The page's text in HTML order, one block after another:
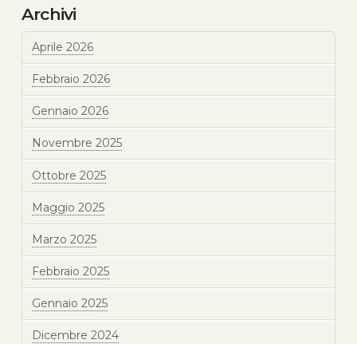
Archivi
Aprile 2026
Febbraio 2026
Gennaio 2026
Novembre 2025
Ottobre 2025
Maggio 2025
Marzo 2025
Febbraio 2025
Gennaio 2025
Dicembre 2024